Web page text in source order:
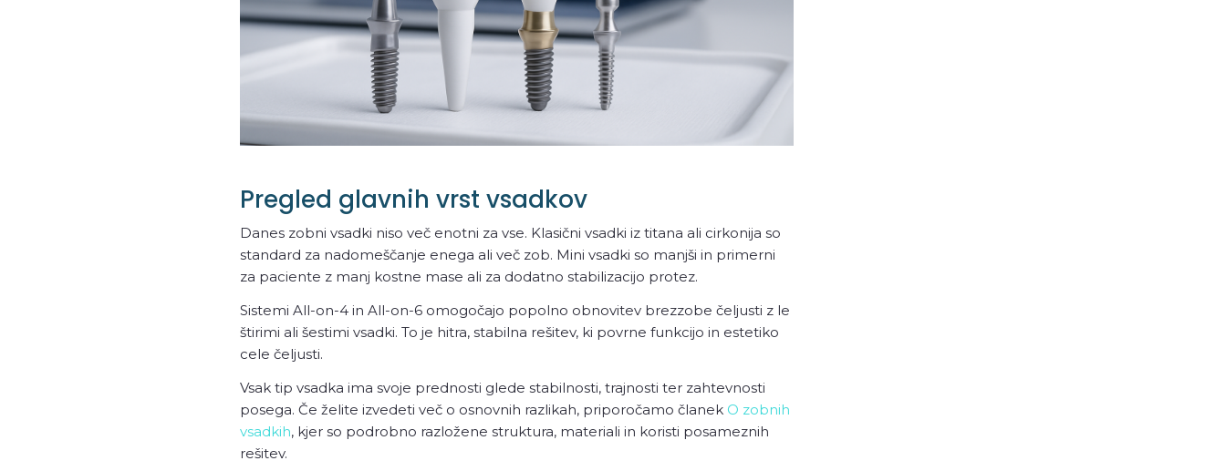
Pregled glavnih vrst vsadkov
Danes zobni vsadki niso več enotni za vse. Klasični vsadki iz titana ali cirkonija so
standard za nadomeščanje enega ali več zob. Mini vsadki so manjši in primerni
za paciente z manj kostne mase ali za dodatno stabilizacijo protez.
Sistemi All-on-4 in All-on-6 omogočajo popolno obnovitev brezzobe čeljusti z le
štirimi ali šestimi vsadki. To je hitra, stabilna rešitev, ki povrne funkcijo in estetiko
cele čeljusti.
Vsak tip vsadka ima svoje prednosti glede stabilnosti, trajnosti ter zahtevnosti
posega. Če želite izvedeti več o osnovnih razlikah, priporočamo članek O zobnih
vsadkih, kjer so podrobno razložene struktura, materiali in koristi posameznih
rešitev.